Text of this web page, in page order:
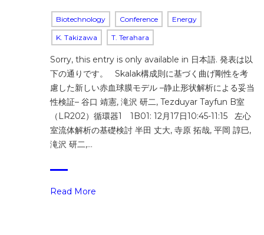
Biotechnology Conference Energy
K. Takizawa T. Terahara
Sorry, this entry is only available in 日本語. 発表は以
下の通りです。 Skalak構成則に基づく曲げ剛性を考
慮した新しい赤血球膜モデル –静止形状解析による妥当
性検証– 谷口 靖憲, 滝沢 研二, Tezduyar Tayfun B室
（LR202）循環器1 1B01: 12月17日10:45-11:15 左心
室流体解析の基礎検討 半田 丈大, 寺原 拓哉, 平岡 諄巳,
滝沢 研二,…
Read More